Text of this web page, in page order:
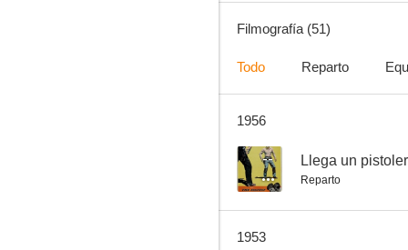
Filmografía (51)
Todo Reparto
1956
-- Llega un
Reparto
1953